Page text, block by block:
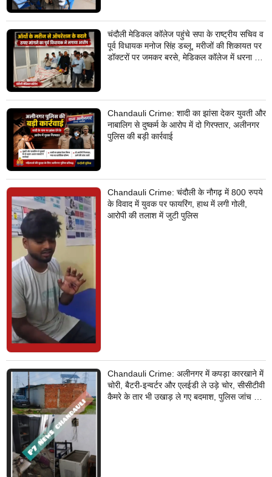
चंदौली मेडिकल कॉलेज पहुंचे सपा के राष्ट्रीय सचिव व
पूर्व विधायक मनोज सिंह डब्लू, मरीजों की शिकायत पर
डॉक्टरों पर जमकर बरसे, मेडिकल कॉलेज में धरना देने
Chandauli Crime: शादी का झांसा देकर युवती और
नाबालिग से दुष्कर्म के आरोप में दो गिरफ्तार, अलीनगर
पुलिस की बड़ी कार्रवाई
Chandauli Crime: चंदौली के नौगढ़ में 800 रुपये
के विवाद में युवक पर फायरिंग, हाथ में लगी गोली,
आरोपी की तलाश में जुटी पुलिस
Chandauli Crime: अलीनगर में कपड़ा कारखाने में
चोरी, बैटरी-इन्वर्टर और एलईडी ले उड़े चोर, सीसीटीवी
कैमरे के तार भी उखाड़ ले गए बदमाश, पुलिस जांच में